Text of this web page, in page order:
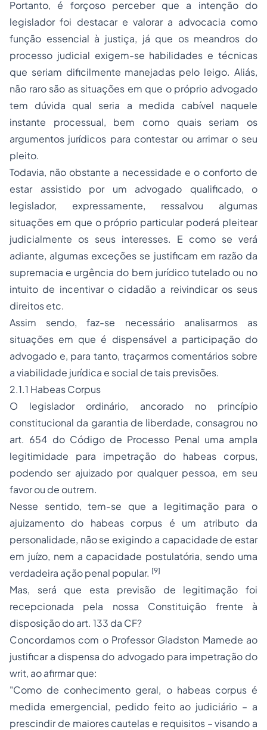
Portanto, é forçoso perceber que a intenção do
legislador foi destacar e valorar a advocacia como
função essencial à justiça, já que os meandros do
processo judicial exigem-se habilidades e técnicas
que seriam dificilmente manejadas pelo leigo. Aliás,
não raro são as situações em que o próprio advogado
tem dúvida qual seria a medida cabível naquele
instante processual, bem como quais seriam os
argumentos jurídicos para contestar ou arrimar o seu
pleito.
Todavia, não obstante a necessidade e o conforto de
estar assistido por um advogado qualificado, o
legislador, expressamente, ressalvou algumas
situações em que o próprio particular poderá pleitear
judicialmente os seus interesses. E como se verá
adiante, algumas exceções se justificam em razão da
supremacia e urgência do bem jurídico tutelado ou no
intuito de incentivar o cidadão a reivindicar os seus
direitos etc.
Assim sendo, faz-se necessário analisarmos as
situações em que é dispensável a participação do
advogado e, para tanto, traçarmos comentários sobre
a viabilidade jurídica e social de tais previsões.
2.1.1 Habeas Corpus
O legislador ordinário, ancorado no princípio
constitucional da garantia de liberdade, consagrou no
art. 654 do Código de Processo Penal uma ampla
legitimidade para impetração do habeas corpus,
podendo ser ajuizado por qualquer pessoa, em seu
favor ou de outrem.
Nesse sentido, tem-se que a legitimação para o
ajuizamento do habeas corpus é um atributo da
personalidade, não se exigindo a capacidade de estar
em juízo, nem a capacidade postulatória, sendo uma
verdadeira ação penal popular. [9]
Mas, será que esta previsão de legitimação foi
recepcionada pela nossa Constituição frente à
disposição do art. 133 da CF?
Concordamos com o Professor Gladston Mamede ao
justificar a dispensa do advogado para impetração do
writ, ao afirmar que:
"Como de conhecimento geral, o habeas corpus é
medida emergencial, pedido feito ao judiciário – a
prescindir de maiores cautelas e requisitos – visando a